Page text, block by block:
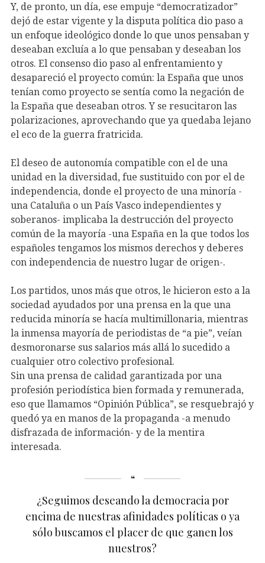
Y, de pronto, un día, ese empuje “democratizador”
dejó de estar vigente y la disputa política dio paso a
un enfoque ideológico donde lo que unos pensaban y
deseaban excluía a lo que pensaban y deseaban los
otros. El consenso dio paso al enfrentamiento y
desapareció el proyecto común: la España que unos
tenían como proyecto se sentía como la negación de
la España que deseaban otros. Y se resucitaron las
polarizaciones, aprovechando que ya quedaba lejano
el eco de la guerra fratricida.
El deseo de autonomía compatible con el de una
unidad en la diversidad, fue sustituido con por el de
independencia, donde el proyecto de una minoría -
una Cataluña o un País Vasco independientes y
soberanos- implicaba la destrucción del proyecto
común de la mayoría -una España en la que todos los
españoles tengamos los mismos derechos y deberes
con independencia de nuestro lugar de origen-.
Los partidos, unos más que otros, le hicieron esto a la
sociedad ayudados por una prensa en la que una
reducida minoría se hacía multimillonaria, mientras
la inmensa mayoría de periodistas de “a pie”, veían
desmoronarse sus salarios más allá lo sucedido a
cualquier otro colectivo profesional.
Sin una prensa de calidad garantizada por una
profesión periodística bien formada y remunerada,
eso que llamamos “Opinión Pública”, se resquebrajó y
quedó ya en manos de la propaganda -a menudo
disfrazada de información- y de la mentira
interesada.
¿Seguimos deseando la democracia por
encima de nuestras afinidades políticas o ya
sólo buscamos el placer de que ganen los
nuestros?